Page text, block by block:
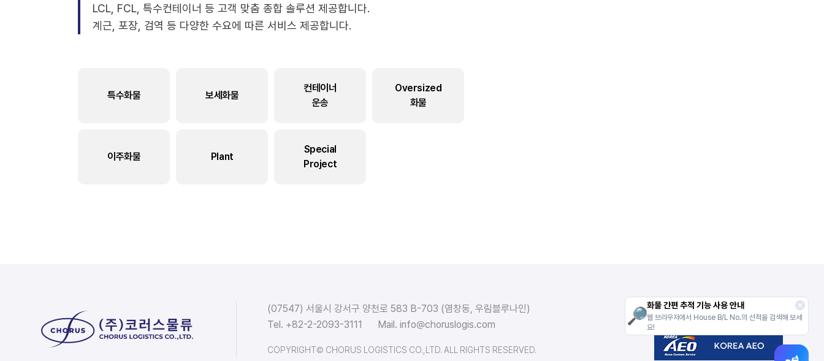
LCL, FCL, 특수컨테이너 등 고객 맞춤 종합 솔루션 제공합니다.
계근, 포장, 검역 등 다양한 수요에 따른 서비스 제공합니다.
특수화물 보세화물
컨테이너
운송
Oversized
화물
이주화물 Plant
Special
Project
(07547) 서울시 강서구 양천로 583 B-703 (염창동, 우림블루나인)
Tel. +82-2-2093-3111
Mail. info@choruslogis.com
COPYRIGHT© CHORUS LOGISTICS CO.,LTD. ALL RIGHTS RESERVED.
화물 간편 추적 기능 사용 안내
웹 브라우저에서 House B/L No.의 선적을 검색해 보세
요!